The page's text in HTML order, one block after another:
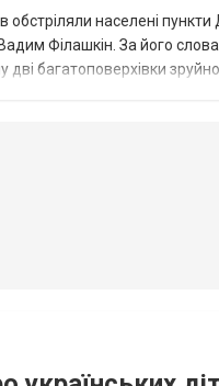
обстріляли населені
Філашкін. За його
дві багатоповерхівки